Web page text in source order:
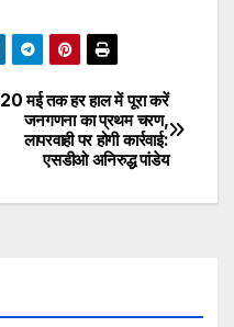
20 मई तक हर हाल में पूरा करें
जनगणना का प्रथम चरण,
लापरवाही पर होगी कार्रवाई:
एसडीओ अनिरुद्ध पांडेय